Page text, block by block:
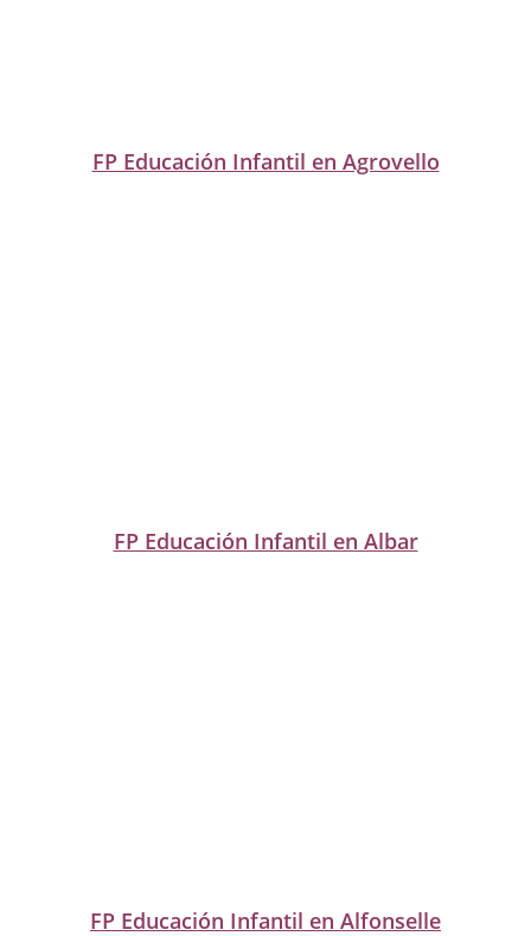
FP Educación Infantil en Agrovello
FP Educación Infantil en Albar
FP Educación Infantil en Alfonselle